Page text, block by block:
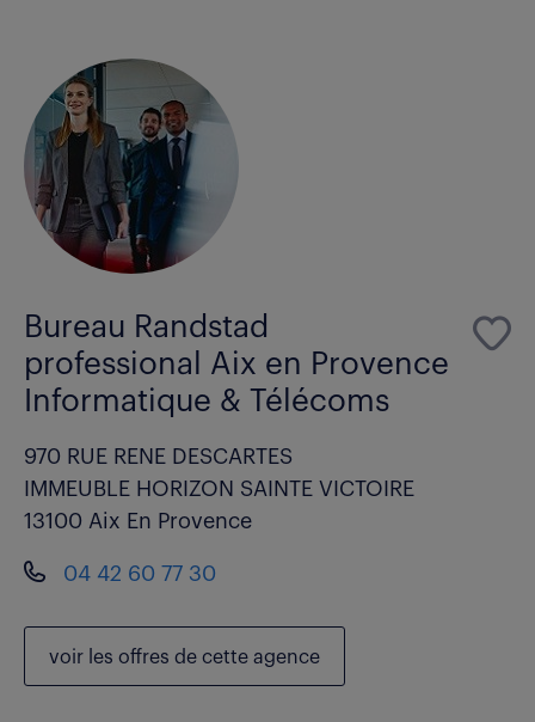
Bureau Randstad
professional Aix en Provence
Informatique & Télécoms
970 RUE RENE DESCARTES
IMMEUBLE HORIZON SAINTE VICTOIRE
13100 Aix En Provence
04 42 60 77 30
voir les offres de cette agence